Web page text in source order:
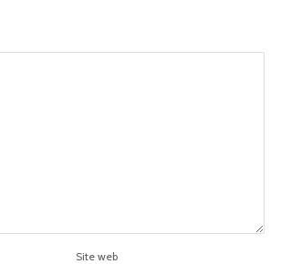
Site web